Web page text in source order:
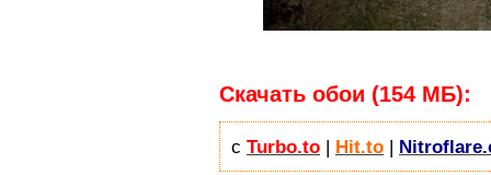
Скачать обои (154 МБ):
с Turbo.to | Hit.to |